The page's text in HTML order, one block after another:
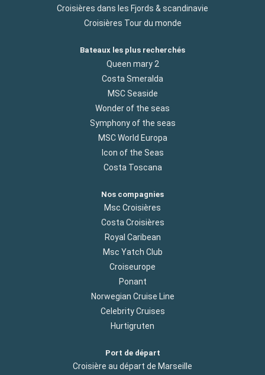
Croisières dans les Fjords & scandinavie
Croisières Tour du monde
Bateaux les plus recherchés
Queen mary 2
Costa Smeralda
MSC Seaside
Wonder of the seas
Symphony of the seas
MSC World Europa
Icon of the Seas
Costa Toscana
Nos compagnies
Msc Croisières
Costa Croisières
Royal Caribean
Msc Yatch Club
Croiseurope
Ponant
Norwegian Cruise Line
Celebrity Cruises
Hurtigruten
Port de départ
Croisière au départ de Marseille